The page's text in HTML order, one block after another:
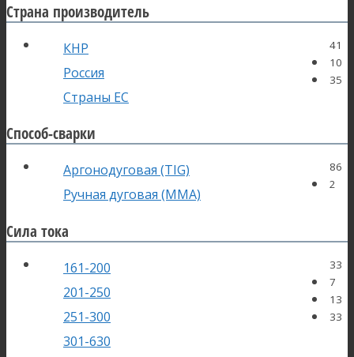
Страна производитель
КНР 41
Россия
10
Страны ЕС
35
Способ-сварки
Аргонодуговая (TIG) 86
Ручная дуговая (MMA)
2
Сила тока
161-200 33
201-250
7
251-300
13
301-630
33